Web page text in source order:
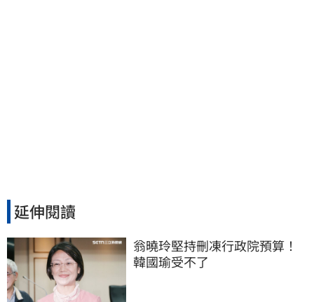
延伸閱讀
翁曉玲堅持刪凍行政院預算！
韓國瑜受不了